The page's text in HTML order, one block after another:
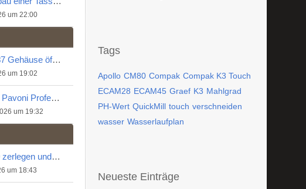
um 22:00
Delonghi Ariete 1387 Gehäuse öffnen
um 19:02
Drucktuning der La Pavoni Professionale
um 19:32
Graef Mühle CM80 zerlegen und reinigen
um 18:43
Tags
Apollo CM80 Compak Compak K3 Touch
ECAM28 ECAM45 Graef K3 Mahlgrad
PH-Wert QuickMill touch verschneiden
wasser Wasserlaufplan
Neueste Einträge